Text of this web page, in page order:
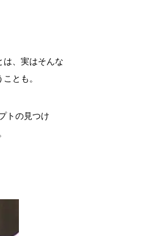
は、実はそんな
とも。
トの見つけ